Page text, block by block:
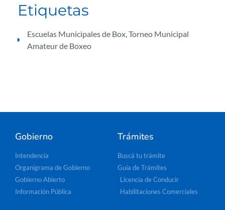
Etiquetas
Escuelas Municipales de Box,Torneo Municipal
Amateur de Boxeo
Gobierno
Intendencia
Organigrama de Gobierno
Gobierno Abierto
Información Pública
Trámites
Buscá tu trámite
Guía de Trámites
Licencia de Conducir
Habilitaciones Comerciales